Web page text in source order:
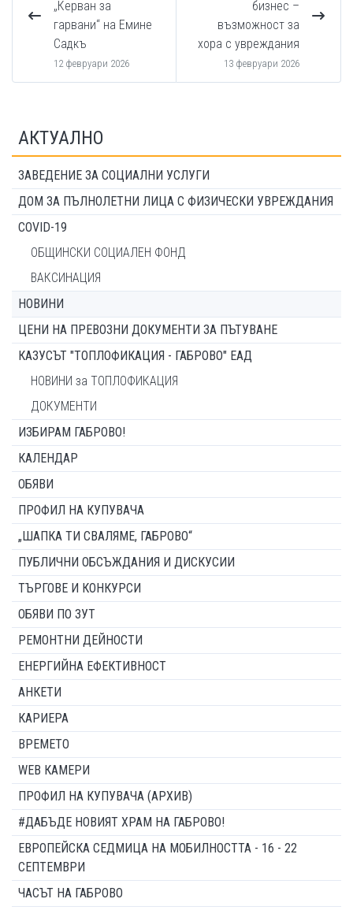
„Керван за
гарвани“ на Емине
Садкъ
12 февруари 2026
бизнес –
възможност за
хора с увреждания
13 февруари 2026
АКТУАЛНО
ЗАВЕДЕНИЕ ЗА СОЦИАЛНИ УСЛУГИ
ДОМ ЗА ПЪЛНОЛЕТНИ ЛИЦА С ФИЗИЧЕСКИ УВРЕЖДАНИЯ
COVID-19
ОБЩИНСКИ СОЦИАЛЕН ФОНД
ВАКСИНАЦИЯ
НОВИНИ
ЦЕНИ НА ПРЕВОЗНИ ДОКУМЕНТИ ЗА ПЪТУВАНЕ
КАЗУСЪТ "ТОПЛОФИКАЦИЯ - ГАБРОВО" ЕАД
НОВИНИ за ТОПЛОФИКАЦИЯ
ДОКУМЕНТИ
ИЗБИРАМ ГАБРОВО!
КАЛЕНДАР
ОБЯВИ
ПРОФИЛ НА КУПУВАЧА
„ШАПКА ТИ СВАЛЯМЕ, ГАБРОВО“
ПУБЛИЧНИ ОБСЪЖДАНИЯ И ДИСКУСИИ
ТЪРГОВЕ И КОНКУРСИ
ОБЯВИ ПО ЗУТ
РЕМОНТНИ ДЕЙНОСТИ
ЕНЕРГИЙНА ЕФЕКТИВНОСТ
АНКЕТИ
КАРИЕРА
ВРЕМЕТО
WEB КАМЕРИ
ПРОФИЛ НА КУПУВАЧА (АРХИВ)
#ДАБЪДЕ НОВИЯТ ХРАМ НА ГАБРОВО!
ЕВРОПЕЙСКА СЕДМИЦА НА МОБИЛНОСТТА - 16 - 22
СЕПТЕМВРИ
ЧАСЪТ НА ГАБРОВО